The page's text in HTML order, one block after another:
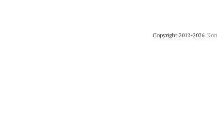
Copyright 2012-2026.